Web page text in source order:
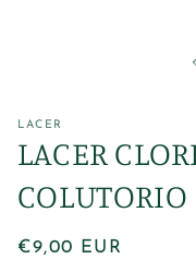
modal
LACER
LACER
Precio
€9,00 EUR